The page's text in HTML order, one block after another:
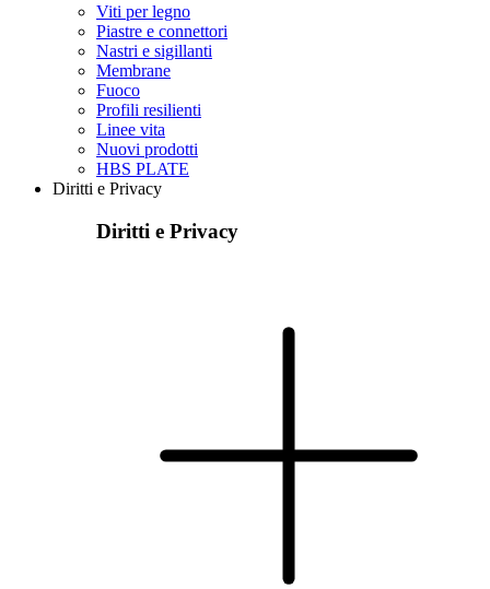
Viti per legno
Piastre e connettori
Nastri e sigillanti
Membrane
Fuoco
Profili resilienti
Linee vita
Nuovi prodotti
HBS PLATE
Diritti e Privacy
Diritti e Privacy